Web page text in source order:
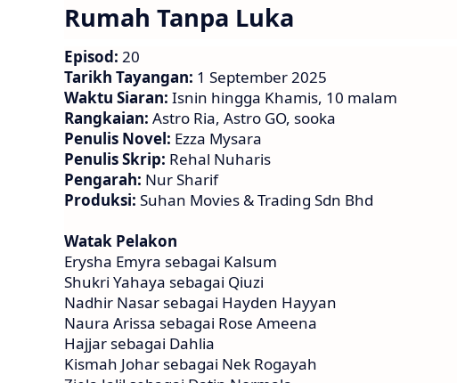
Rumah Tanpa Luka
Episod: 20
Tarikh Tayangan: 1 September 2025
Waktu Siaran: Isnin hingga Khamis, 10 malam
Rangkaian: Astro Ria, Astro GO, sooka
Penulis Novel: Ezza Mysara
Penulis Skrip: Rehal Nuharis
Pengarah: Nur Sharif
Produksi: Suhan Movies & Trading Sdn Bhd
Watak Pelakon
Erysha Emyra sebagai Kalsum
Shukri Yahaya sebagai Qiuzi
Nadhir Nasar sebagai Hayden Hayyan
Naura Arissa sebagai Rose Ameena
Hajjar sebagai Dahlia
Kismah Johar sebagai Nek Rogayah